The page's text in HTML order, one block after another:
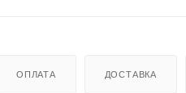
ОПЛАТА ДОСТАВКА